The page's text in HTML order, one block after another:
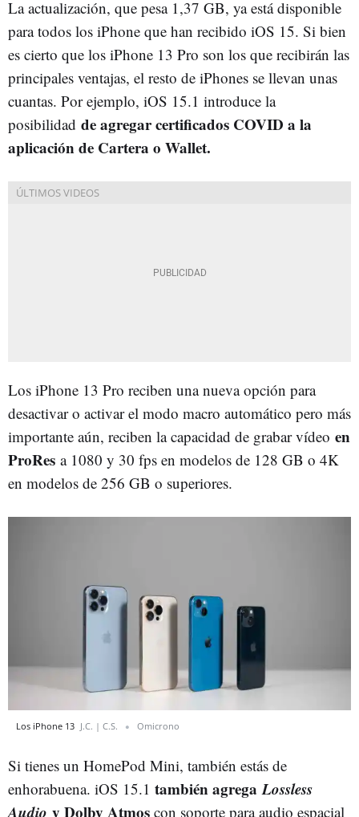
La actualización, que pesa 1,37 GB, ya está disponible
para todos los iPhone que han recibido iOS 15. Si bien
es cierto que los iPhone 13 Pro son los que recibirán las
principales ventajas, el resto de iPhones se llevan unas
cuantas. Por ejemplo, iOS 15.1 introduce la
posibilidad de agregar certificados COVID a la
aplicación de Cartera o Wallet.
Los iPhone 13 Pro reciben una nueva opción para
desactivar o activar el modo macro automático pero más
importante aún, reciben la capacidad de grabar vídeo en
ProRes a 1080 y 30 fps en modelos de 128 GB o 4K
en modelos de 256 GB o superiores.
Los iPhone 13 J.C. | C.S. Omicrono
Si tienes un HomePod Mini, también estás de
enhorabuena. iOS 15.1 también agregaLossless
Audio y Dolby Atmos con soporte para audio espacial